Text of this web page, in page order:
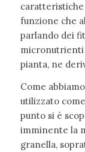
funzione che
parlando dei
micronutrienti
pianta, ne
Come
utilizzato
punto si è
imminente la
granella,